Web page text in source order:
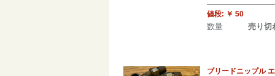
値段: ￥ 50
数量 売り切
ブリードニップル